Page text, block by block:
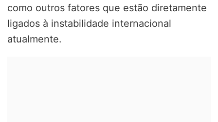
como outros fatores que estão diretamente
ligados à instabilidade internacional
atualmente.